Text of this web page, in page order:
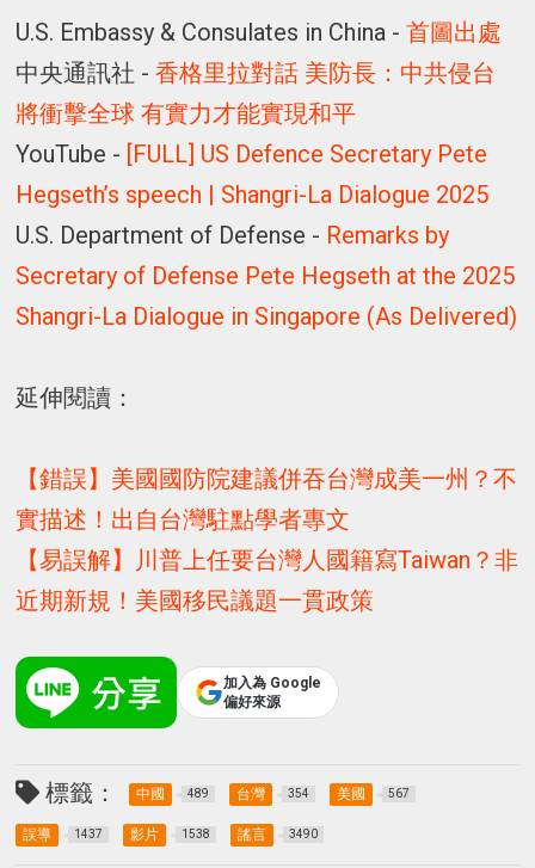
U.S. Embassy & Consulates in China -首圖出處
中央通訊社 -香格里拉對話 美防長：中共侵台
將衝擊全球 有實力才能實現和平
YouTube - [FULL] US Defence Secretary Pete
Hegseth’s speech | Shangri-La Dialogue 2025
U.S. Department of Defense - Remarks by
Secretary of Defense Pete Hegseth at the 2025
Shangri-La Dialogue in Singapore (As Delivered)
延伸閱讀：
【錯誤】美國國防院建議併吞台灣成美一州？不
實描述！出自台灣駐點學者專文
【易誤解】川普上任要台灣人國籍寫Taiwan？非
近期新規！美國移民議題一貫政策
加入為 Google
偏好來源
標籤： 中國 489 台灣 354 美國 567
誤導 1437 影片 1538 謠言 3490